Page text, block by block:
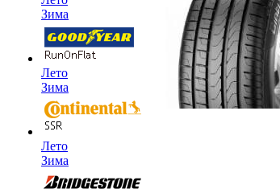
Зима
Лето
Зима
Лето
Зима